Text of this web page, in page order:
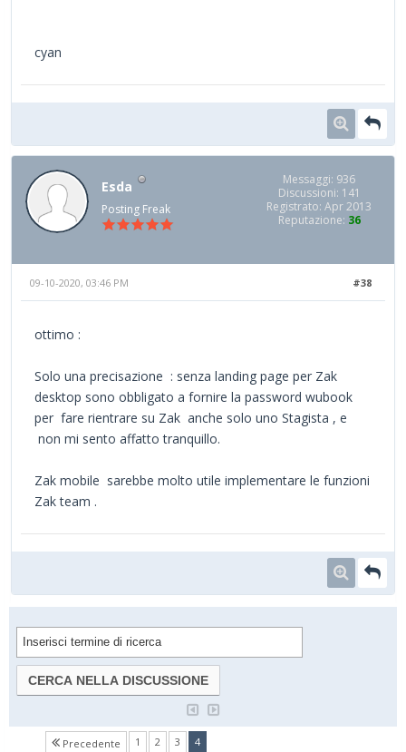
cyan
Esda
Posting Freak
Messaggi: 936
Discussioni: 141
Registrato: Apr 2013
Reputazione: 36
#38
09-10-2020, 03:46 PM
ottimo :
Solo una precisazione : senza landing page per Zak
desktop sono obbligato a fornire la password wubook
per fare rientrare su Zak anche solo uno Stagista , e
non mi sento affatto tranquillo.
Zak mobile sarebbe molto utile implementare le funzioni
Zak team .
Precedente 1 2 3 4(current)